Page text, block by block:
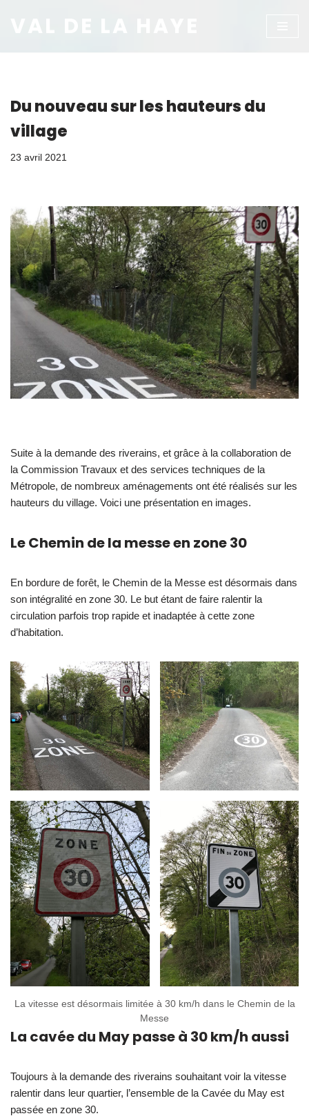
au
VAL DE LA HAYE
Du nouveau sur les hauteurs du
village
23 avril 2021
Suite à la demande des riverains, et grâce à la collaboration de
la Commission Travaux et des services techniques de la
Métropole, de nombreux aménagements ont été réalisés sur les
hauteurs du village. Voici une présentation en images.
Le Chemin de la messe en zone 30
En bordure de forêt, le Chemin de la Messe est désormais dans
son intégralité en zone 30. Le but étant de faire ralentir la
circulation parfois trop rapide et inadaptée à cette zone
d’habitation.
La vitesse est désormais limitée à 30 km/h dans le Chemin de la
Messe
La cavée du May passe à 30 km/h aussi
Toujours à la demande des riverains souhaitant voir la vitesse
ralentir dans leur quartier, l’ensemble de la Cavée du May est
passée en zone 30.